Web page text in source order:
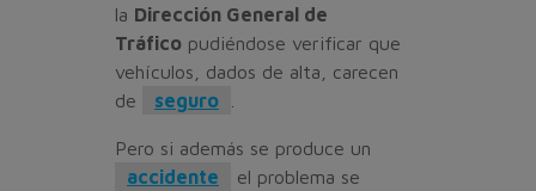
la Dirección General de
Tráfico pudiéndose verificar que
vehículos, dados de alta, carecen
de
seguro
Pero si además se produce un
accidente
el problema se